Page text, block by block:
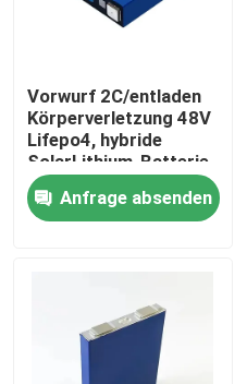
Vorwurf 2C/entladen
Körperverletzung 48V
Lifepo4, hybride
SolarLithium-Batterie
200ah
Anfrage absenden